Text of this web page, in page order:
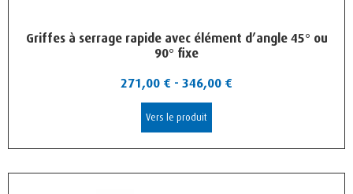
Griffes à serrage rapide avec élément d’angle 45° ou
90° fixe
271,00 € - 346,00 €
Vers le produit